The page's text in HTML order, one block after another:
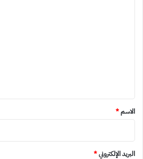
*
الاسم*
البريد الإلكتروني*